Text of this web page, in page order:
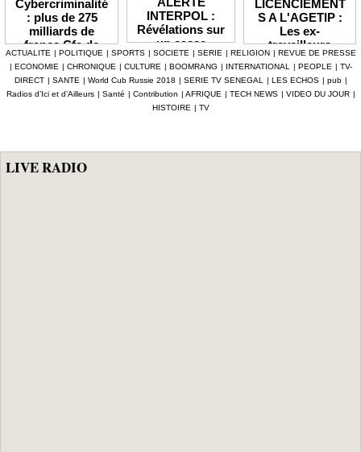
Cybercriminalité
: plus de 275
milliards de
francs Cfa de
pertes
enregistrées en
Afrique depuis
2024 (Interpol)
INTERPOL :
Révélations sur
un casse
numérique à 4,7
milliards F Cfa
ciblant le
secteur pétrolier
au Sénégal
LICENCIEMENT
S A L'AGETIP :
Les ex-
travailleurs
dénoncent une
gestion
«népotique» et
interpellent le
ACTUALITE | POLITIQUE | SPORTS | SOCIETE | SERIE | RELIGION | REVUE DE PRESSE
| ECONOMIE | CHRONIQUE | CULTURE | BOOMRANG | INTERNATIONAL | PEOPLE | TV-
DIRECT | SANTE | World Cub Russie 2018 | SERIE TV SENEGAL | LES ECHOS | pub |
Radios d’Ici et d’Ailleurs | Santé | Contribution | AFRIQUE | TECH NEWS | VIDEO DU JOUR |
HISTOIRE | TV
LIVE RADIO